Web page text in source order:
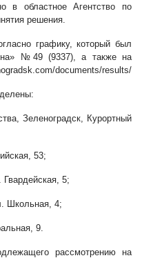
в областное Агентство по
решения.
графику, который был
№49 (9337), а также на
documents/results/
Зеленоградск, Курортный
53;
5;
Школьная, 4;
9.
рассмотрению на